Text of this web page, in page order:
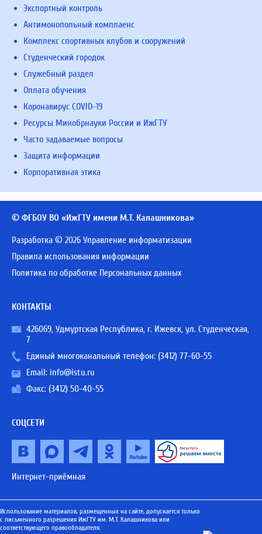
Экспортный контроль
Антимонопольный комплаенс
Комплекс спортивных клубов и сооружений
Студенческий городок
Служебный раздел
Оплата обучения
Коронавирус COVID-19
Ресурсы Минобрнауки России и ИжГТУ
Часто задаваемые вопросы
Защита информации
Корпоративная этика
© ФГБОУ ВО «ИжГТУ имени М.Т. Калашникова»
Разработка © 2026 Управление информатизации
Правила использования информации
Политика по обработке Персональных данных
КОНТАКТЫ
426069, Удмуртская Республика, г. Ижевск, ул. Студенческая,
7
Единый многоканальный телефон: (3412) 77-60-55
Email: info@istu.ru
Факс: (3412) 50-40-55
СОЦСЕТИ
Интернет-приёмная
Использование материалов, размещенных на сайте, допускается только
с письменного разрешения ИжГТУ им. М.Т. Калашникова или
соответствующего правообладателя.